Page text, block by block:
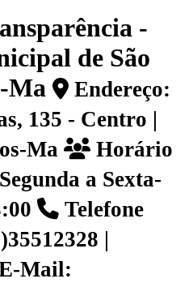
-
de São
Ma
Endereço:
135 - Centro |
Ma
Horário
a Sexta-
Telefone
|
Mail: